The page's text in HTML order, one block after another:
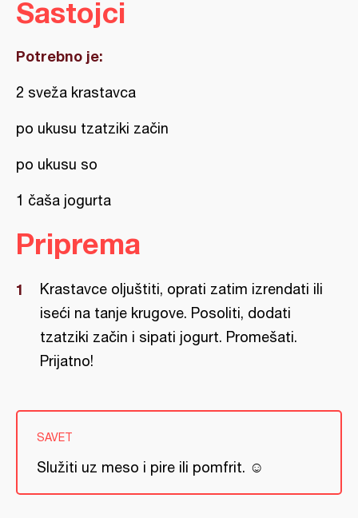
Sastojci
Potrebno je:
2 sveža krastavca
po ukusu tzatziki začin
po ukusu so
1 čaša jogurta
Priprema
Krastavce oljuštiti, oprati zatim izrendati ili
iseći na tanje krugove. Posoliti, dodati
tzatziki začin i sipati jogurt. Promešati.
Prijatno!
SAVET
Služiti uz meso i pire ili pomfrit. ☺